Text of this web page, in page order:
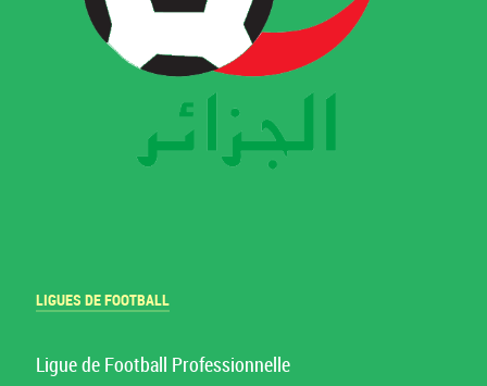
LIGUES DE FOOTBALL
Ligue de Football Professionnelle